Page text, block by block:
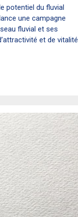
potentiel du fluvial
une campagne
fluvial et ses
et de vitalité